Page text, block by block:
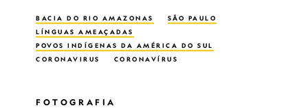
BACIA DO RIO AMAZONAS
SÃO PAULO
LÍNGUAS AMEAÇADAS
POVOS INDÍGENAS DA AMÉRICA DO SUL
CORONAVIRUS
CORONAVÍRUS
FOTOGRAFIA